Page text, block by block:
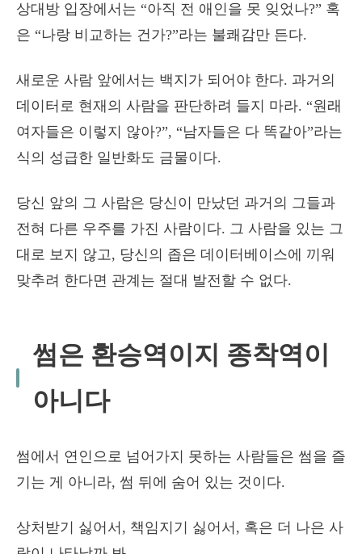
상대방 입장에서는 “아직 전 애인을 못 잊었나?” 혹
은 “나랑 비교하는 건가?”라는 불쾌감만 든다.
새로운 사람 앞에서는 백지가 되어야 한다. 과거의
데이터로 현재의 사람을 판단하려 들지 마라. “원래
여자들은 이렇지 않아?”, “남자들은 다 똑같아”라는
식의 성급한 일반화도 금물이다.
당신 앞의 그 사람은 당신이 만났던 과거의 그들과
전혀 다른 우주를 가진 사람이다. 그 사람을 있는 그
대로 보지 않고, 당신의 좁은 데이터베이스에 끼워
맞추려 한다면 관계는 절대 발전할 수 없다.
썸은 환승역이지 종착역이
아니다
썸에서 연인으로 넘어가지 못하는 사람들은 썸을 즐
기는 게 아니라, 썸 뒤에 숨어 있는 것이다.
상처받기 싫어서, 책임지기 싫어서, 혹은 더 나은 사